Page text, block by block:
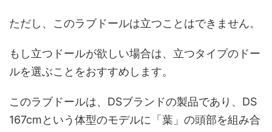
ただし、このラブドールは立つことはできません。
もし立つドールが欲しい場合は、立つタイプのドー
ルを選ぶことをおすすめします。
このラブドールは、DSブランドの製品であり、DS
167cmという体型のモデルに「葉」の頭部を組み合